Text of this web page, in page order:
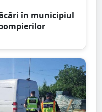
în municipiul